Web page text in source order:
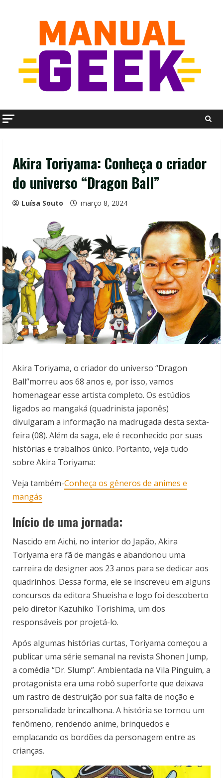
Akira Toriyama: Conheça o criador
do universo “Dragon Ball”
Luísa Souto março 8, 2024
Akira Toriyama, o criador do universo “Dragon
Ball”morreu aos 68 anos e, por isso, vamos
homenagear esse artista completo. Os estúdios
ligados ao mangaká (quadrinista japonês)
divulgaram a informação na madrugada desta sexta-
feira (08). Além da saga, ele é reconhecido por suas
histórias e trabalhos único. Portanto, veja tudo
sobre Akira Toriyama:
Veja também-Conheça os gêneros de animes e
mangás
Início de uma jornada:
Nascido em Aichi, no interior do Japão, Akira
Toriyama era fã de mangás e abandonou uma
carreira de designer aos 23 anos para se dedicar aos
quadrinhos. Dessa forma, ele se inscreveu em alguns
concursos da editora Shueisha e logo foi descoberto
pelo diretor Kazuhiko Torishima, um dos
responsáveis por projetá-lo.
Após algumas histórias curtas, Toriyama começou a
publicar uma série semanal na revista Shonen Jump,
a comédia “Dr. Slump”. Ambientada na Vila Pinguim, a
protagonista era uma robô superforte que deixava
um rastro de destruição por sua falta de noção e
personalidade brincalhona. A história se tornou um
fenômeno, rendendo anime, brinquedos e
emplacando os bordões da personagem entre as
crianças.